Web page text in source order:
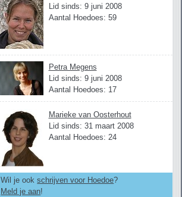
Lid sinds: 9 juni 2008
Aantal Hoedoes: 59
Petra Megens
Lid sinds: 9 juni 2008
Aantal Hoedoes: 17
Marieke van Oosterhout
Lid sinds: 31 maart 2008
Aantal Hoedoes: 24
Wil je ookschrijven voor Hoedoe?
Meld je aan!